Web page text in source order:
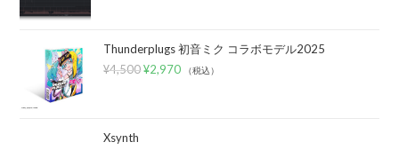
Thunderplugs 初音ミク コラボモデル2025
¥4,500 ¥2,970 （税込）
Xsynth